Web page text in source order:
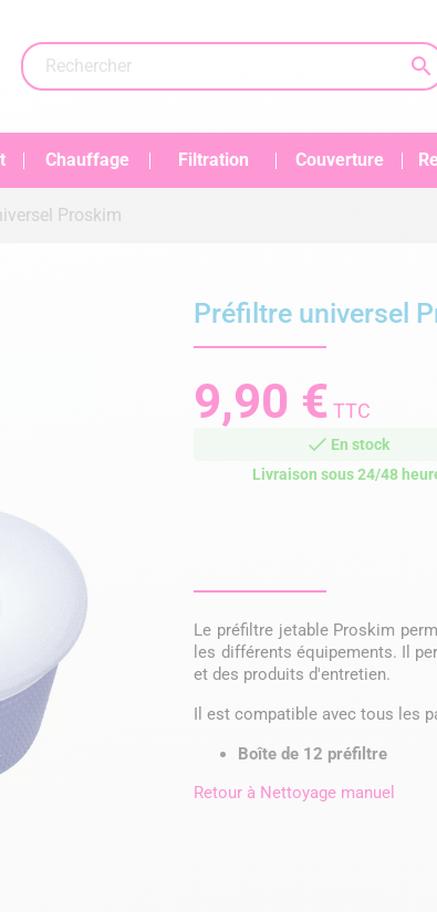

Chauffage Filtration Couverture
Proskim
Préfiltre universel
9,90 € TTC
En stock
Livraison sous 24/48
Le préfiltre jetable Proskim
les différents équipements. Il
et des produits d'entretien.
Il est compatible avec tous les
Boîte de 12 préfiltre
Retour à Nettoyage manuel